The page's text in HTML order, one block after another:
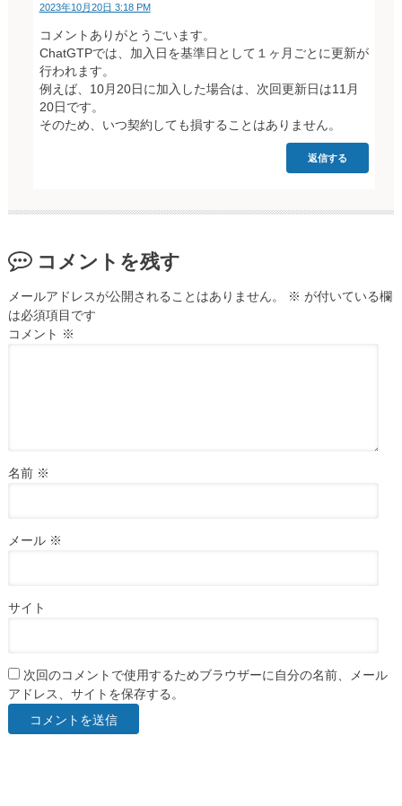
2023年10月20日 3:18 PM
コメントありがとうごいます。
ChatGTPでは、加入日を基準日として１ヶ月ごとに更新が
行われます。
例えば、10月20日に加入した場合は、次回更新日は11月
20日です。
そのため、いつ契約しても損することはありません。
返信する
コメントを残す
メールアドレスが公開されることはありません。 ※ が付いている欄
は必須項目です
コメント ※
名前 ※
メール ※
サイト
次回のコメントで使用するためブラウザーに自分の名前、メール
アドレス、サイトを保存する。